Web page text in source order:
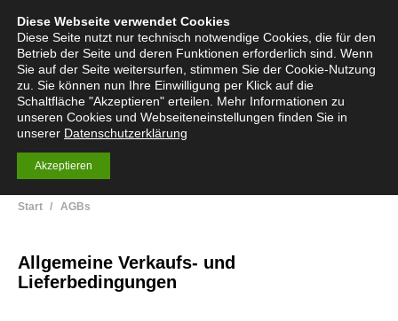
English Deutsch
Stofftrenntechnik
Kolonneneinbauten
Sie befinden sich hier:
Start AGBs
Allgemeine Verkaufs- und
Lieferbedingungen
Diese Webseite verwendet Cookies
Diese Seite nutzt nur technisch notwendige Cookies, die für den
Betrieb der Seite und deren Funktionen erforderlich sind. Wenn
Sie auf der Seite weitersurfen, stimmen Sie der Cookie-Nutzung
zu. Sie können nun Ihre Einwilligung per Klick auf die
Schaltfläche "Akzeptieren" erteilen. Mehr Informationen zu
unseren Cookies und Webseiteneinstellungen finden Sie in
unserer Datenschutzerklärung
Akzeptieren